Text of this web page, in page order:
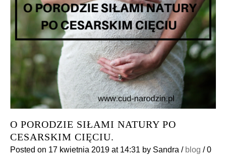
O PORODZIE SIŁAMI NATURY PO
CESARSKIM CIĘCIU.
Posted on 17 kwietnia 2019 at 14:31 by Sandra / blog /0